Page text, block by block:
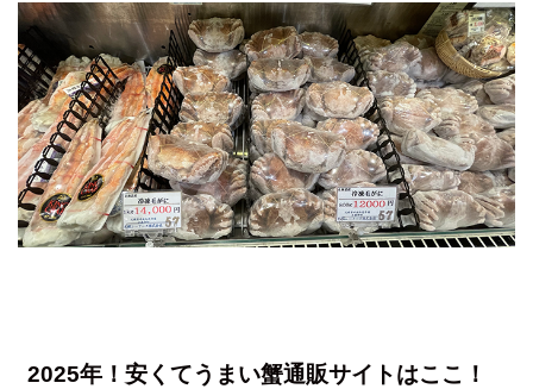
2025年！安くてうまい蟹通販サイトはここ！